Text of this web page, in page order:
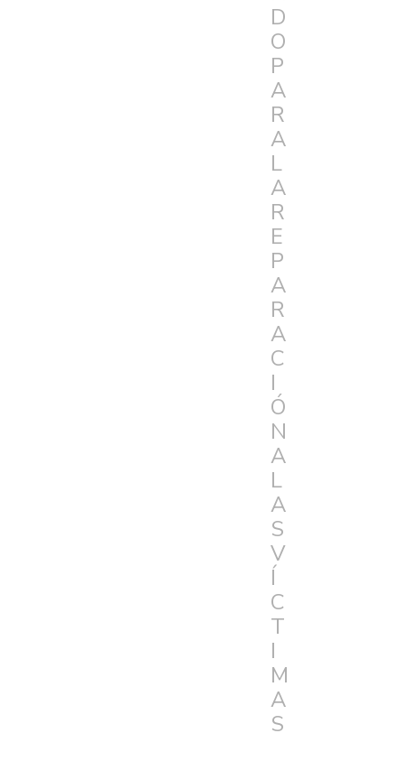
D
O
P
A
R
A
L
A
R
E
P
A
R
A
C
I
Ó
N
A
L
A
S
V
Í
C
T
I
M
A
S